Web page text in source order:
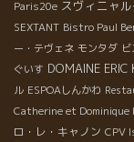
Paris20e スヴィニャ
SEXTANT Bistro Paul
ー・テヴェネ モンタダ
ぐいす DOMAINE ERIC
ル ESPOAしんかわ
Catherine et Dominique
ロ・レ・キャノン CPV